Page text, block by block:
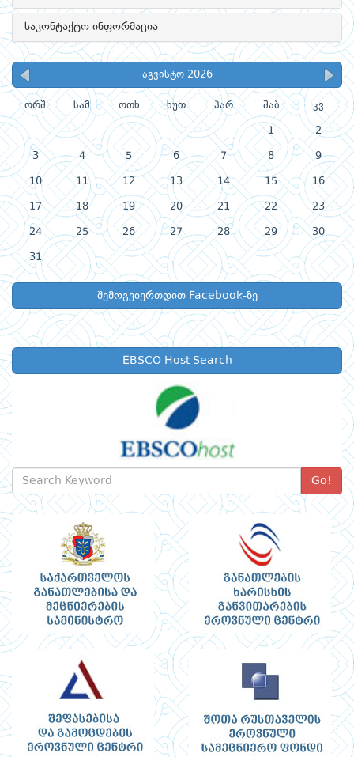
საკონტაქტო ინფორმაცია
აგვისტო 2026
ორშ სამ ოთხ ხუთ პარ შაბ კვ
1 2
3 4 5 6 7 8 9
10 11 12 13 14 15 16
17 18 19 20 21 22 23
24 25 26 27 28 29 30
31
შემოგვიერთდით Facebook-ზე
EBSCO Host Search
Go!